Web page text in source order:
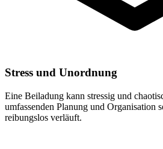
Stress und Unordnung
Eine Beiladung kann stressig und
umfassenden Planung und Organisation
reibungslos verläuft.